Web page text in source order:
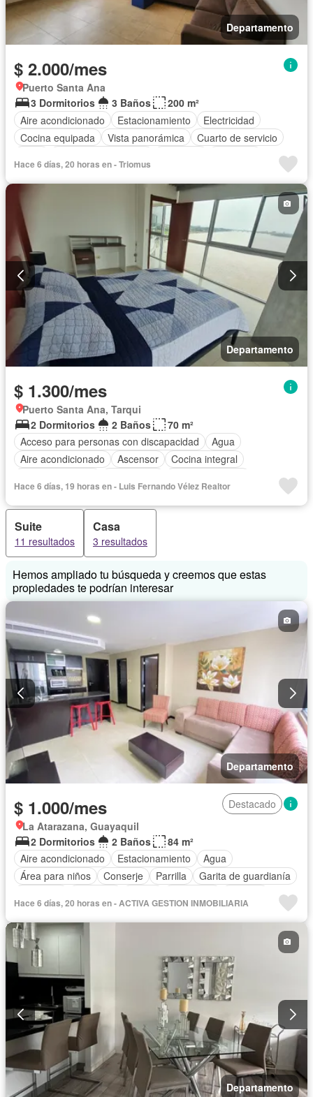
Departamento
$ 2.000/mes
Puerto Santa Ana
3 Dormitorios
3 Baños
200 m²
Aire acondicionado
Estacionamiento
Electricidad
Cocina equipada
Vista panorámica
Cuarto de servicio
Seguridad
Piscina Completamente amoblado
Hace 6 días, 20 horas en - Triomus
Departamento
$ 1.300/mes
Puerto Santa Ana, Tarqui
2 Dormitorios
2 Baños
70 m²
Acceso para personas con discapacidad
Agua
Aire acondicionado
Ascensor
Cocina integral
Gimnasio
Garita de guardianía Internet
Jacuzzi
Piscina
Conserje Sauna Seguridad
Terraza
Vista panorámica
Wifi
Hace 6 días, 19 horas en - Luis Fernando Vélez Realtor
Suite
11 resultados
Casa
3 resultados
Hemos ampliado tu búsqueda y creemos que estas
propiedades te podrían interesar
Departamento
$ 1.000/mes
Destacado
La Atarazana, Guayaquil
2 Dormitorios
2 Baños
84 m²
Aire acondicionado
Estacionamiento
Agua
Área para niños
Conserje Parrilla
Garita de guardianía
Cancha de tenis
Completamente amoblado
Hace 6 días, 20 horas en - ACTIVA GESTION INMOBILIARIA
Departamento